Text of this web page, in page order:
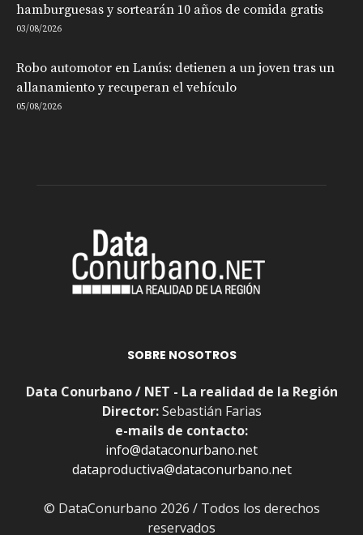
hamburguesas y sortearán 10 años de comida gratis
03/08/2026
Robo automotor en Lanús: detienen a un joven tras un
allanamiento y recuperan el vehículo
05/08/2026
SOBRE NOSOTROS
Data Conurbano / NET - La realidad de la Región
Director:Sebastián Farias
e-mails de contacto:
info@dataconurbano.net
dataproductiva@dataconurbano.net
© DataConurbano 2026 / Todos los derechos
reservados